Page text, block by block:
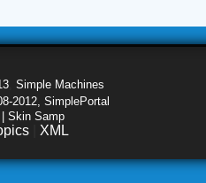
Simple Machines
2012, SimplePortal
Skin Samp
XML